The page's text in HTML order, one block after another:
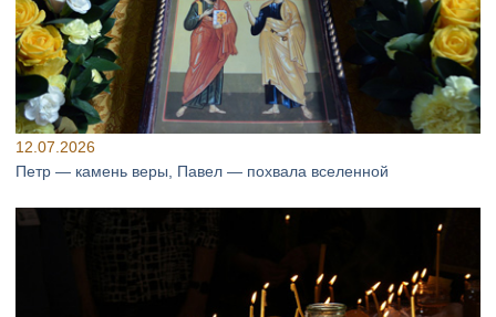
12.07.2026
Петр — камень веры, Павел — похвала вселенной